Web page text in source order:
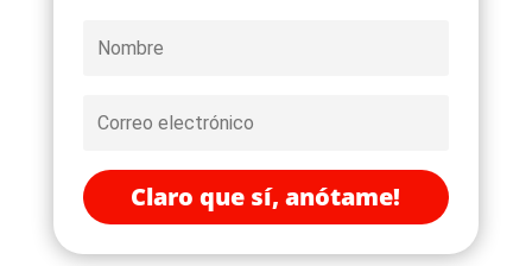
Claro que sí, anótame!